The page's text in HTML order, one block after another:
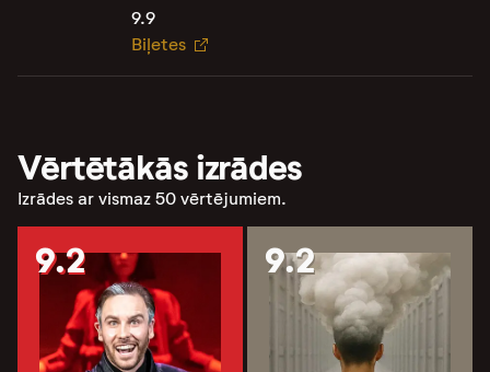
9.9
Biļetes
Vērtētākās izrādes
Izrādes ar vismaz 50 vērtējumiem.
9.2 9.2